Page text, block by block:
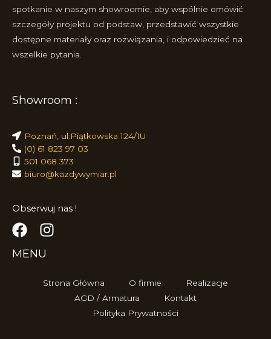
spotkanie w naszym showroomie, aby wspólnie omówić
szczegóły projektu od podstaw, przedstawić wszystkie
dostępne materiały oraz rozwiązania, i odpowiedzieć na
wszelkie pytania.
Showroom :
Poznań, ul.Piątkowska 124/1U
(0) 61 823 97 03
501 068 373
biuro@kazdywymiar.pl
Obserwuj nas !
MENU
Strona Główna O firmie
Realizacje
AGD / Armatura
Kontakt
Polityka Prywatności